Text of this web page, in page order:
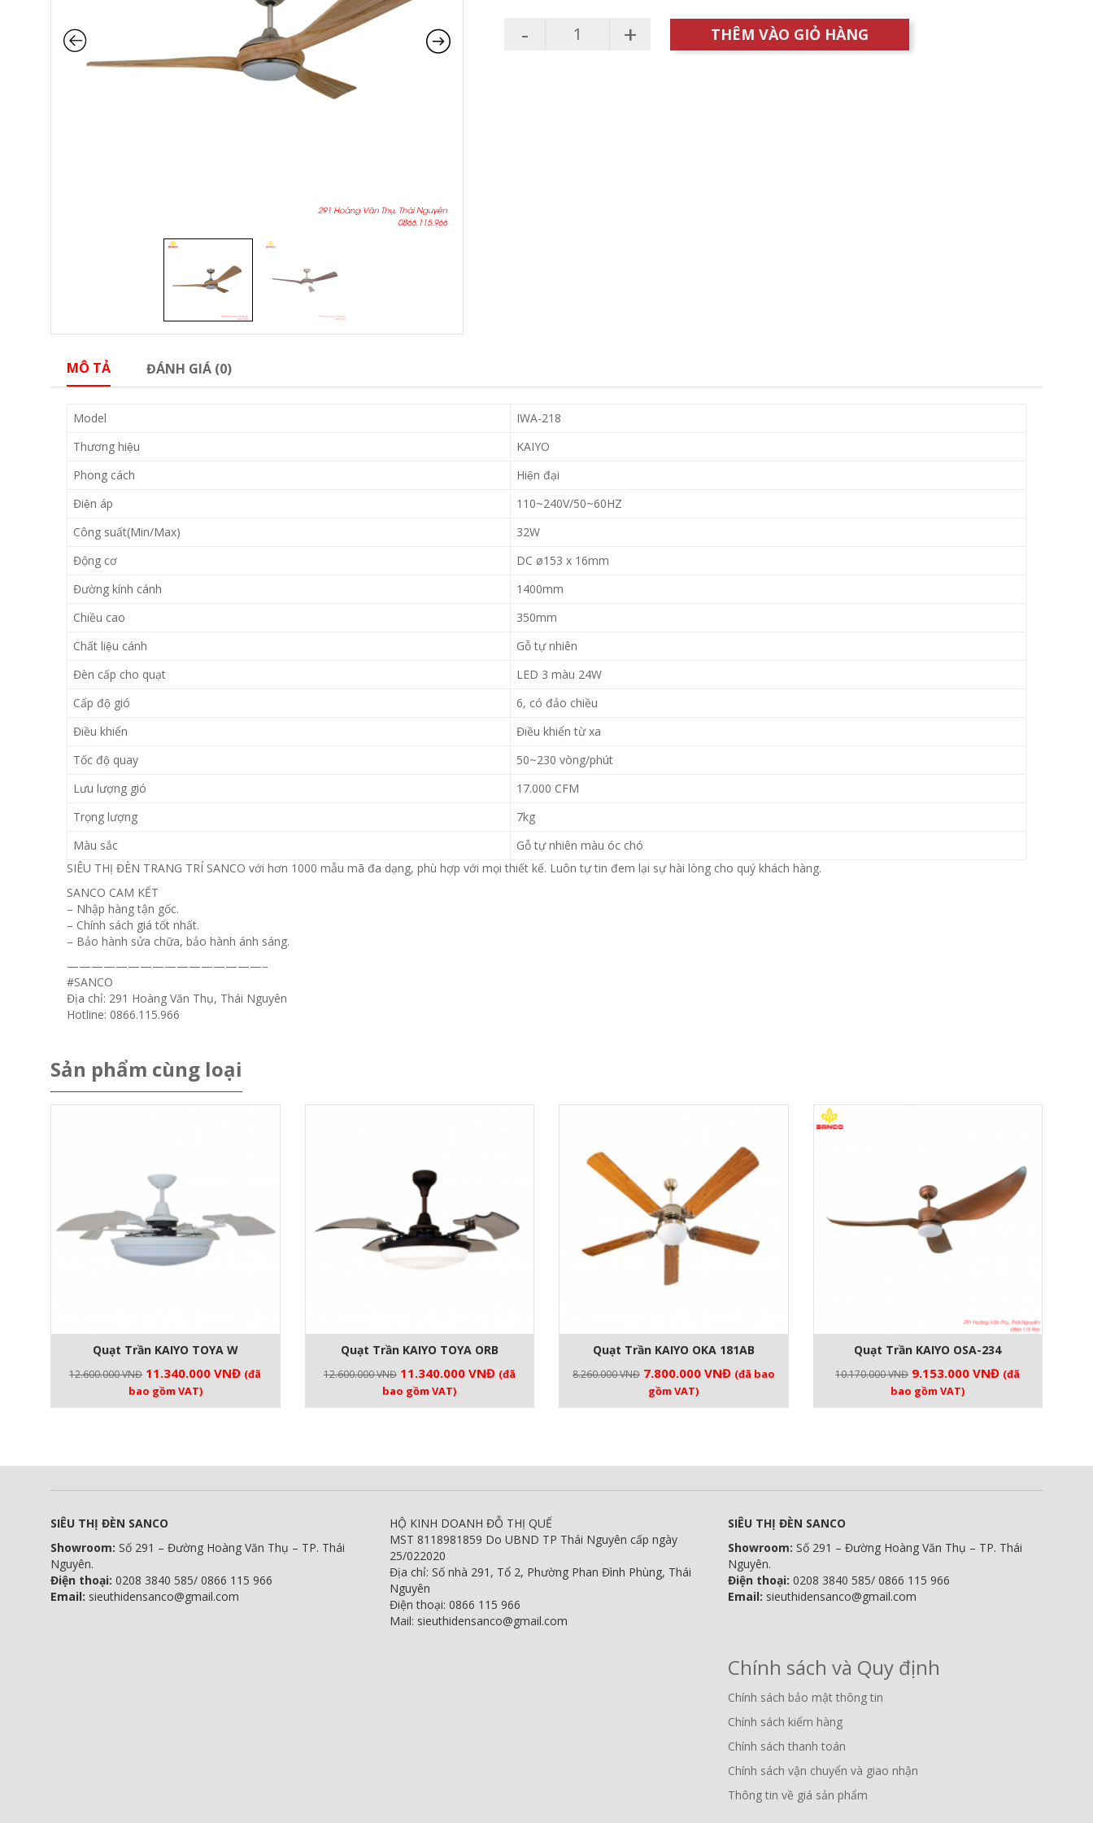
- + THÊM VÀO GIỎ HÀNG
MÔ TẢ ĐÁNH GIÁ (0)
Model
IWA-218
Thương hiệu
KAIYO
Phong cách
Hiện đại
Điện áp
110~240V/50~60HZ
Công suất(Min/Max)
32W
Động cơ
DC ø153 x 16mm
Đường kính cánh
1400mm
Chiều cao
350mm
Chất liệu cánh
Gỗ tự nhiên
Đèn cấp cho quạt
LED 3 màu 24W
Cấp độ gió
6, có đảo chiều
Điều khiển
Điều khiển từ xa
Tốc độ quay
50~230 vòng/phút
Lưu lượng gió
17.000 CFM
Trọng lượng
7kg
Màu sắc
Gỗ tự nhiên màu óc chó
SIÊU THỊ ĐÈN TRANG TRÍ SANCO với hơn 1000 mẫu mã đa dạng, phù hợp với mọi thiết kế. Luôn tự tin đem lại sự hài lòng cho quý khách hàng.
SANCO CAM KẾT
– Nhập hàng tận gốc.
– Chính sách giá tốt nhất.
– Bảo hành sửa chữa, bảo hành ánh sáng.
————————————————–
#SANCO
Địa chỉ: 291 Hoàng Văn Thụ, Thái Nguyên
Hotline: 0866.115.966
Sản phẩm cùng loại
Quạt Trần KAIYO TOYA W
12.600.000VNĐ Giá
gốc
là:
11.340.000VNĐGiá
tại
(đã
bao gồm VAT)
Quạt Trần KAIYO TOYA ORB
12.600.000VNĐ Giá
gốc
là:
11.340.000 VNĐGiá
tại
(đã
bao gồm VAT)
Quạt Trần KAIYO OKA 181AB
8.260.000VNĐ Giá
gốc
là:
7.800.000 VNĐGiá
tại
(đã bao
gồm VAT)
Quạt Trần KAIYO OSA-234
10.170.000VNĐ Giá
gốc
là:
9.153.000VNĐGiá
tại
(đã
bao gồm VAT)
SIÊU THỊ ĐÈN SANCO
Showroom: Số 291 – Đường Hoàng Văn Thụ – TP. Thái
Nguyên.
Điện thoại: 0208 3840 585/ 0866 115 966
Email: sieuthidensanco@gmail.com
HỘ KINH DOANH ĐỖ THỊ QUẾ
MST 8118981859 Do UBND TP Thái Nguyên cấp ngày
25/022020
Địa chỉ: Số nhà 291, Tổ 2, Phường Phan Đình Phùng, Thái
Nguyên
Điện thoại: 0866 115 966
Mail: sieuthidensanco@gmail.com
SIÊU THỊ ĐÈN SANCO
Showroom:Số 291 – Đường Hoàng Văn Thụ – TP. Thái
Nguyên.
Điện thoại: 0208 3840 585/ 0866 115 966
Email: sieuthidensanco@gmail.com
Chính sách và Quy định
Chính sách bảo mật thông tin
Chính sách kiểm hàng
Chính sách thanh toán
Chính sách vận chuyển và giao nhận
Thông tin về giá sản phẩm